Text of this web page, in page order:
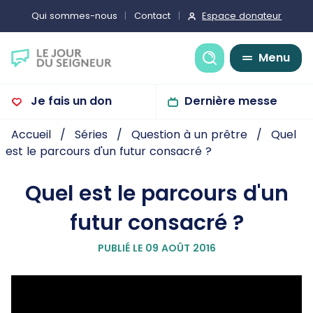
Qui sommes-nous Contact Espace donateur
Recherche
Menu
Je fais un don Dernière messe
Accueil Séries Question à un prêtre
Quel
est le parcours d'un futur consacré ?
Quel est le parcours d'un
futur consacré ?
PUBLIÉ LE 09 AOÛT 2016